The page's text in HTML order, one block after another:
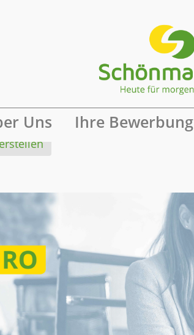
Uns Ihre Bewerbung
eine Benachrichtigung